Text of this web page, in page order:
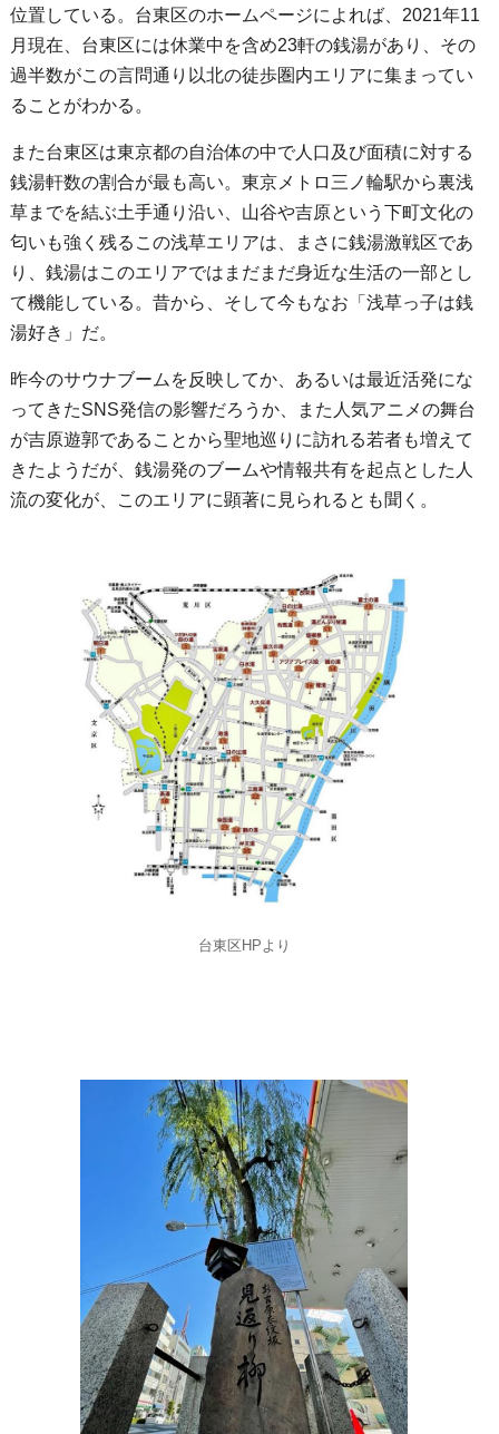
位置している。台東区のホームページによれば、2021年11
月現在、台東区には休業中を含め23軒の銭湯があり、その
過半数がこの言問通り以北の徒歩圏内エリアに集まってい
ることがわかる。
また台東区は東京都の自治体の中で人口及び面積に対する
銭湯軒数の割合が最も高い。東京メトロ三ノ輪駅から裏浅
草までを結ぶ土手通り沿い、山谷や吉原という下町文化の
匂いも強く残るこの浅草エリアは、まさに銭湯激戦区であ
り、銭湯はこのエリアではまだまだ身近な生活の一部とし
て機能している。昔から、そして今もなお「浅草っ子は銭
湯好き」だ。
昨今のサウナブームを反映してか、あるいは最近活発にな
ってきたSNS発信の影響だろうか、また人気アニメの舞台
が吉原遊郭であることから聖地巡りに訪れる若者も増えて
きたようだが、銭湯発のブームや情報共有を起点とした人
流の変化が、このエリアに顕著に見られるとも聞く。
台東区HPより